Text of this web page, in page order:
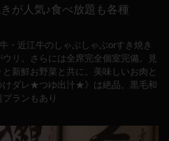
が人気♪食べ放題も各種
・近江牛のしゃぶしゃぶorすき焼き
リ。さらには全席完全個室完備。見
新鮮お野菜と共に。美味しいお肉と
けダレ★つゆ出汁★》は絶品。黒毛和
ランもあり